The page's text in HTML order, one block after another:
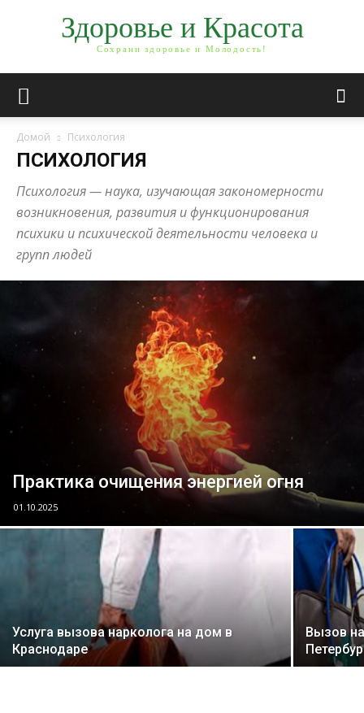
Здоровье и Красота
Сохрани здоровье и Молодость!
Домой Психология
ПСИХОЛОГИЯ
Психология — наука, изучающая закономерности
возникновения, развития и функционирования
психики и психической деятельности человека и
групп людей
Практика очищения энергией огня
01.10.2025
Услуга вызова нарколога на дом в
Краснодаре
Вызов